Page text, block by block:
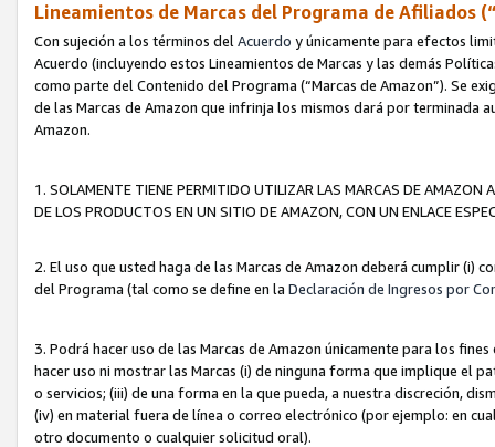
Lineamientos de Marcas del Programa de Afiliados
Con sujeción a los términos del Acuerdo y únicamente para efectos
Acuerdo (incluyendo estos Lineamientos de Marcas y las demás
como parte del Contenido del Programa (“Marcas de Amazon”). Se
de las Marcas de Amazon que infrinja los mismos dará por terminada
Amazon.
1. SOLAMENTE TIENE PERMITIDO UTILIZAR LAS MARCAS DE
DE LOS PRODUCTOS EN UN SITIO DE AMAZON, CON UN ENLACE
2. El uso que usted haga de las Marcas de Amazon deberá cumplir (i)
del Programa (tal como se define en la Declaración de Ingresos por
3. Podrá hacer uso de las Marcas de Amazon únicamente para los
hacer uso ni mostrar las Marcas (i) de ninguna forma que implique el
o servicios; (iii) de una forma en la que pueda, a nuestra discreción,
(iv) en material fuera de línea o correo electrónico (por ejemplo: en
otro documento o cualquier solicitud oral).